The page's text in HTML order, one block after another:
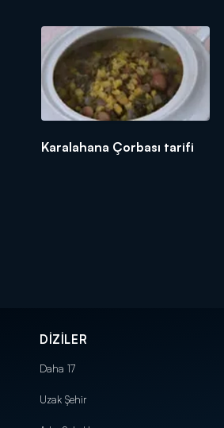
Karalahana Çorbası tarifi
DİZİLER
Daha 17
Uzak Şehir